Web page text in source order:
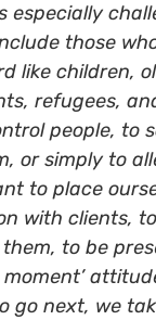
especially
those
like children,
refugees,
people, to
or simply to
to place
with clients, to
to be
go next, we